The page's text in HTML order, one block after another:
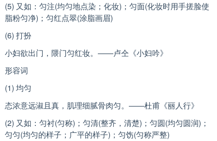
(5) 又如：匀注(均匀地点染；化妆)；匀面(化妆时用手搓脸使
脂粉匀净)；匀红点翠(涂脂画眉)
(6) 打扮
小妇欲出门，隈门匀红妆。——卢仝《小妇吟》
形容词
(1) 均匀
态浓意远淑且真，肌理细腻骨肉匀。——杜甫《丽人行》
(2) 又如：匀衬(匀称)；匀清(整齐，清楚)；匀圆(均匀圆润)；
匀匀(均匀的样子；广平的样子)；匀饬(匀称严整)